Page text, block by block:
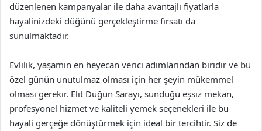
düzenlenen kampanyalar ile daha avantajlı fiyatlarla
hayalinizdeki düğünü gerçekleştirme fırsatı da
sunulmaktadır.
Evlilik, yaşamın en heyecan verici adımlarından biridir ve bu
özel günün unutulmaz olması için her şeyin mükemmel
olması gerekir. Elit Düğün Sarayı, sunduğu eşsiz mekan,
profesyonel hizmet ve kaliteli yemek seçenekleri ile bu
hayali gerçeğe dönüştürmek için ideal bir tercihtir. Siz de